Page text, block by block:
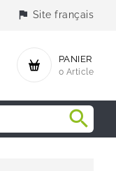
flag Site français
PANIER
0 Article